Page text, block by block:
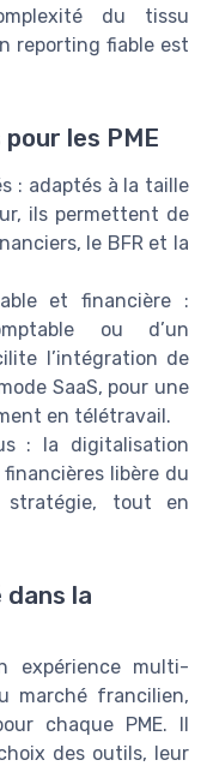
du tissu
reporting fiable est
les PME
: adaptés à la taille
ils permettent de
le BFR et la
et financière :
ou d’un
l’intégration de
SaaS, pour une
en télétravail.
: la digitalisation
libère du
stratégie, tout en
dans la
expérience multi-
marché francilien,
chaque PME. Il
des outils, leur